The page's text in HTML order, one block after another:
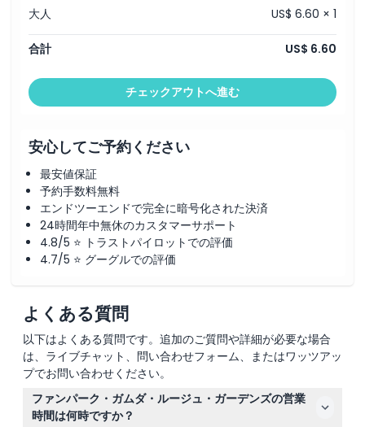
キャンセルポリシー
大人
US$ 6.60 × 1
合計 US$ 6.60
チェックアウトへ進む
安心してご予約ください
最安値保証
予約手数料無料
エンドツーエンドで完全に暗号化された決済
24時間年中無休のカスタマーサポート
4.8/5 ⭐ トラストパイロットでの評価
4.7/5 ⭐ グーグルでの評価
よくある質問
以下はよくある質問です。追加のご質問や詳細が必要な場合
は、ライブチャット、問い合わせフォーム、またはワッツアッ
プでお問い合わせください。
ファンパーク・ガムダ・ルージュ・ガーデンズの営業
時間は何時ですか？